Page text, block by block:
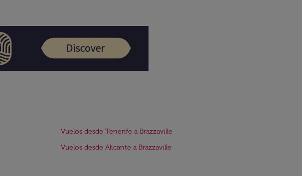
Vuelos desde Tenerife a Brazzaville
Vuelos desde Alicante a Brazzaville